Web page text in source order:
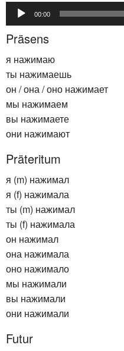
Audio-
Player
00:00
Präsens
я нажимаю
ты нажимаешь
он / она / оно нажимает
мы нажимаем
вы нажимаете
они нажимают
Präteritum
я (m) нажимал
я (f) нажимала
ты (m) нажимал
ты (f) нажимала
он нажимал
она нажимала
оно нажимало
мы нажимали
вы нажимали
они нажимали
Futur